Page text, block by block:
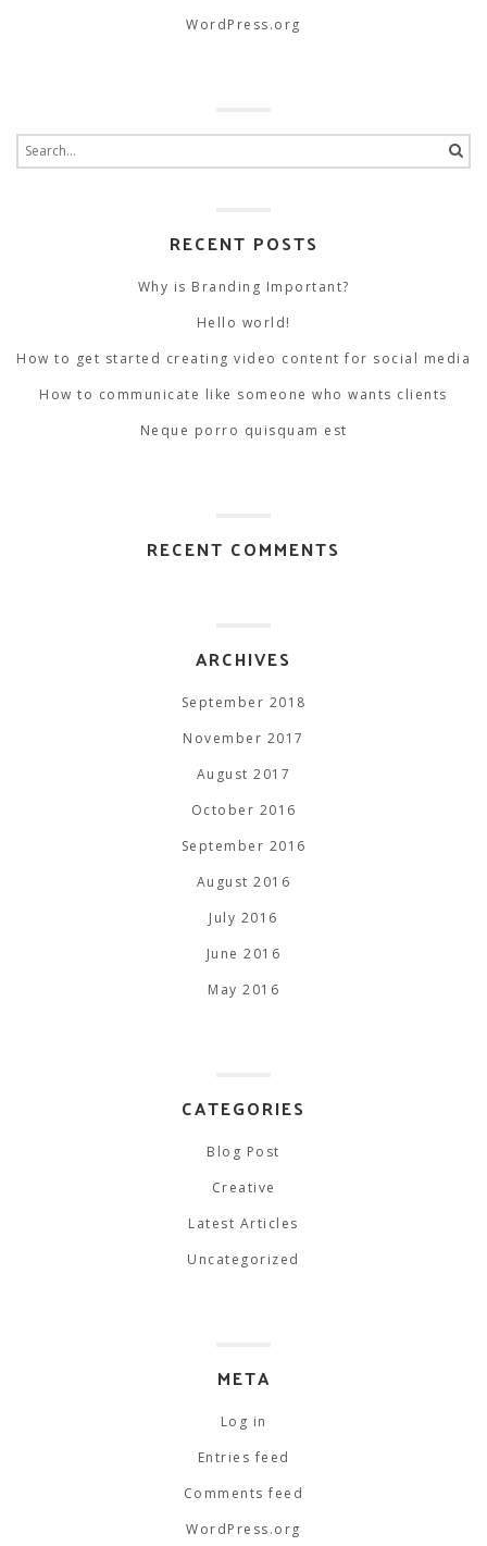
WordPress.org
for:
RECENT POSTS
Why is Branding Important?
Hello world!
How to get started creating video content for social media
How to communicate like someone who wants clients
Neque porro quisquam est
RECENT COMMENTS
ARCHIVES
September 2018
November 2017
August 2017
October 2016
September 2016
August 2016
July 2016
June 2016
May 2016
CATEGORIES
Blog Post
Creative
Latest Articles
Uncategorized
META
Log in
Entries feed
Comments feed
WordPress.org